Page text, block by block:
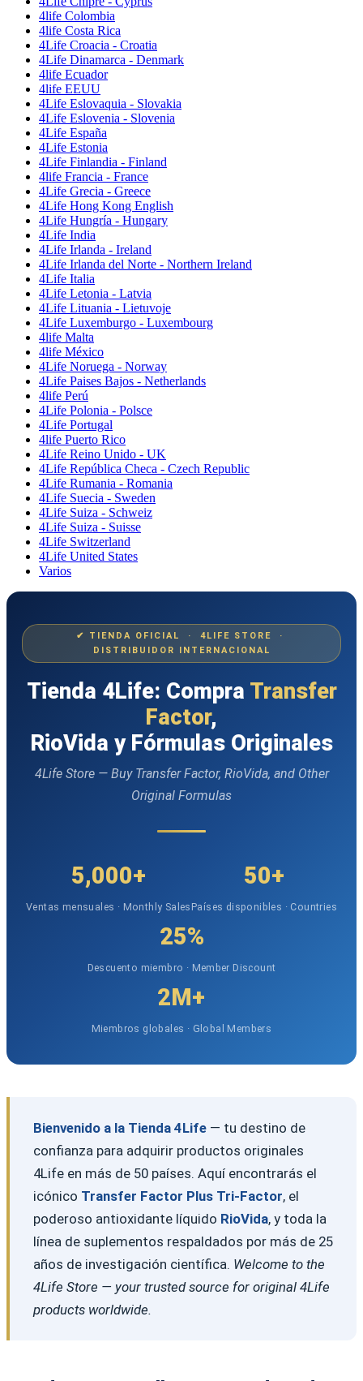
4life Colombia
4life Costa Rica
4Life Croacia - Croatia
4Life Dinamarca - Denmark
4life Ecuador
4life EEUU
4Life Eslovaquia - Slovakia
4Life Eslovenia - Slovenia
4Life España
4Life Estonia
4Life Finlandia - Finland
4life Francia - France
4Life Grecia - Greece
4Life Hong Kong English
4Life Hungría - Hungary
4Life India
4Life Irlanda - Ireland
4Life Irlanda del Norte - Northern Ireland
4Life Italia
4Life Letonia - Latvia
4Life Lituania - Lietuvoje
4Life Luxemburgo - Luxembourg
4life Malta
4life México
4Life Noruega - Norway
4Life Paises Bajos - Netherlands
4life Perú
4Life Polonia - Polsce
4Life Portugal
4life Puerto Rico
4Life Reino Unido - UK
4Life República Checa - Czech Republic
4Life Rumania - Romania
4Life Suecia - Sweden
4Life Suiza - Schweiz
4Life Suiza - Suisse
4Life Switzerland
4Life United States
Varios
✔ TIENDA OFICIAL · 4LIFE STORE ·
DISTRIBUIDOR INTERNACIONAL
Tienda 4Life: Compra Transfer
Factor,
RioVida y Fórmulas Originales
4Life Store — Buy Transfer Factor, RioVida, and Other
Original Formulas
5,000+
Ventas mensuales · Monthly Sales
50+
Países disponibles · Countries
25%
Descuento miembro · Member Discount
2M+
Miembros globales · Global Members
Bienvenido a la Tienda 4Life— tu destino de
confianza para adquirir productos originales
4Life en más de 50 países. Aquí encontrarás el
icónico Transfer Factor Plus Tri-Factor, el
poderoso antioxidante líquido RioVida, y toda la
línea de suplementos respaldados por más de 25
años de investigación científica. Welcome to the
4Life Store — your trusted source for original 4Life
products worldwide.